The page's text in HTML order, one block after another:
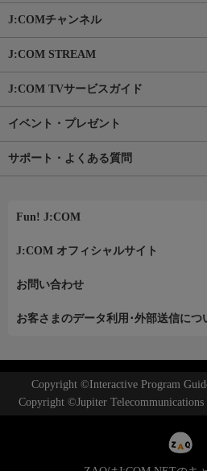
J:COMチャンネル
J:COM STREAM
J:COM TVサービスガイド
イベント・プレゼント
サポート・よくある質問
Fun! J:COM
J:COM オフィシャルサイト
お問い合わせ
お客さまのデータ利用･外部送信につ
Copyright ©Interactive Program
Copyright ©Jupiter